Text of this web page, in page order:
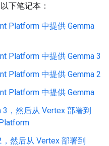
下笔记本：
Platform 中提供 Gemma
Platform 中提供 Gemma 3
Platform 中提供 Gemma 2
Platform 中提供 Gemma
3，然后从 Vertex 部署到
然后从 Vertex 部署到